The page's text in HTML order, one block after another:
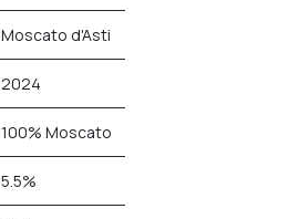
Moscato d'Asti
2024
100% Moscato
5.5%